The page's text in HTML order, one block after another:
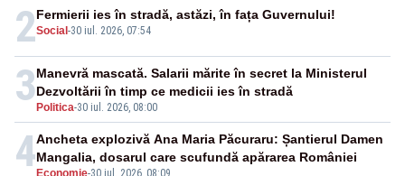
2Social -30 iul. 2026, 07:54
Fermierii ies în stradă, astăzi, în fața Guvernului!
3 Politica-30 iul. 2026, 08:00
Manevră mascată. Salarii mărite în secret la Ministerul
Dezvoltării în timp ce medicii ies în stradă
4 Economie-30 iul. 2026, 08:09
Ancheta explozivă Ana Maria Păcuraru: Șantierul Damen
Mangalia, dosarul care scufundă apărarea României